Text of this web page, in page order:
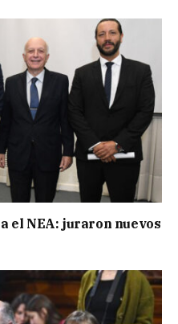
el NEA: juraron nuevos